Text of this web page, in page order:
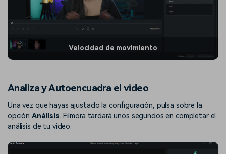
Velocidad de movimiento
Analiza y Autoencuadra el video
Una vez que hayas ajustado la configuración, pulsa sobre la
opciónAnálisis. Filmora tardará unos segundos en completar el
análisis de tu video.